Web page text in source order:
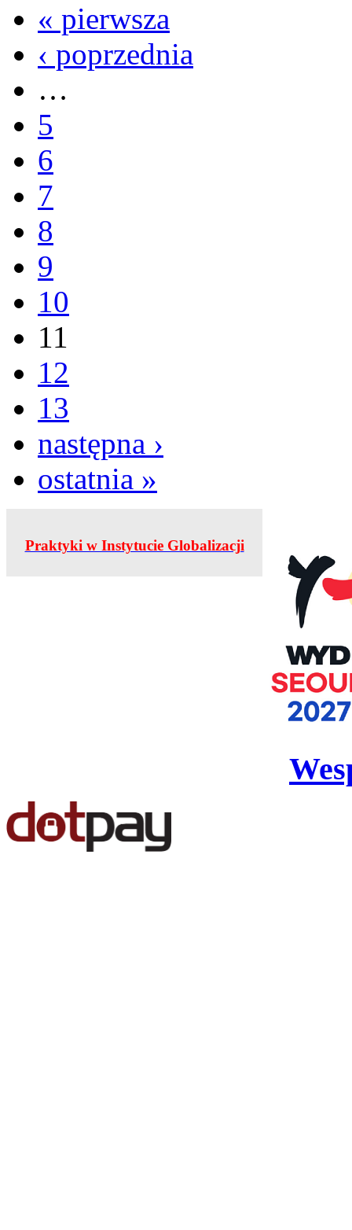
« pierwsza
‹ poprzednia
…
5
6
7
8
9
10
11
12
13
następna ›
ostatnia »
Praktyki w Instytucie Globalizacji